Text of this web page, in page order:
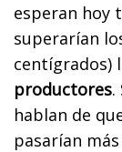
esperan hoy
superarían
centígrados)
productores.
hablan de
pasarían más